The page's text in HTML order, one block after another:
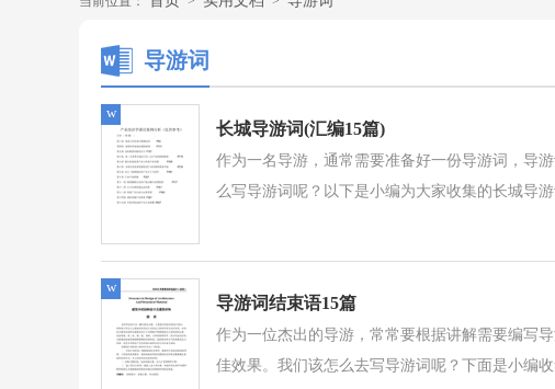
导游词
长城导游词(汇编15篇)
作为一名导游，通常需要准备好一份导游词，导
么写导游词呢？以下是小编为大家收集的长城导
w
导游词结束语15篇
作为一位杰出的导游，常常要根据讲解需要编写
佳效果。我们该怎么去写导游词呢？下面是小编
w